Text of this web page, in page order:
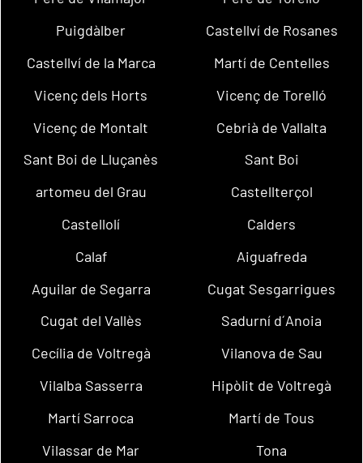
Puigdàlber
Castellví de Rosanes
Castellví de la Marca
Martí de Centelles
Vicenç dels Horts
Vicenç de Torelló
Vicenç de Montalt
Cebrià de Vallalta
Sant Boi de Lluçanès
Sant Boi
artomeu del Grau
Castellterçol
Castellolí
Calders
Calaf
Aiguafreda
Aguilar de Segarra
Cugat Sesgarrigues
Cugat del Vallès
Sadurní d´Anoia
Cecília de Voltregà
Vilanova de Sau
Vilalba Sasserra
Hipòlit de Voltregà
Martí Sarroca
Martí de Tous
Vilassar de Mar
Tona